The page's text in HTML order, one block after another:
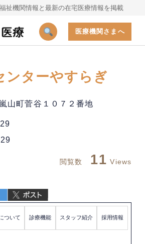
祉機関情報と最新の在宅医療情報を掲載
医療機関さまへ
ンターやすらぎ
山町菅谷１０７２番地
閲覧数 11 Views
ついて 診療機能 スタッフ紹介 採用情報